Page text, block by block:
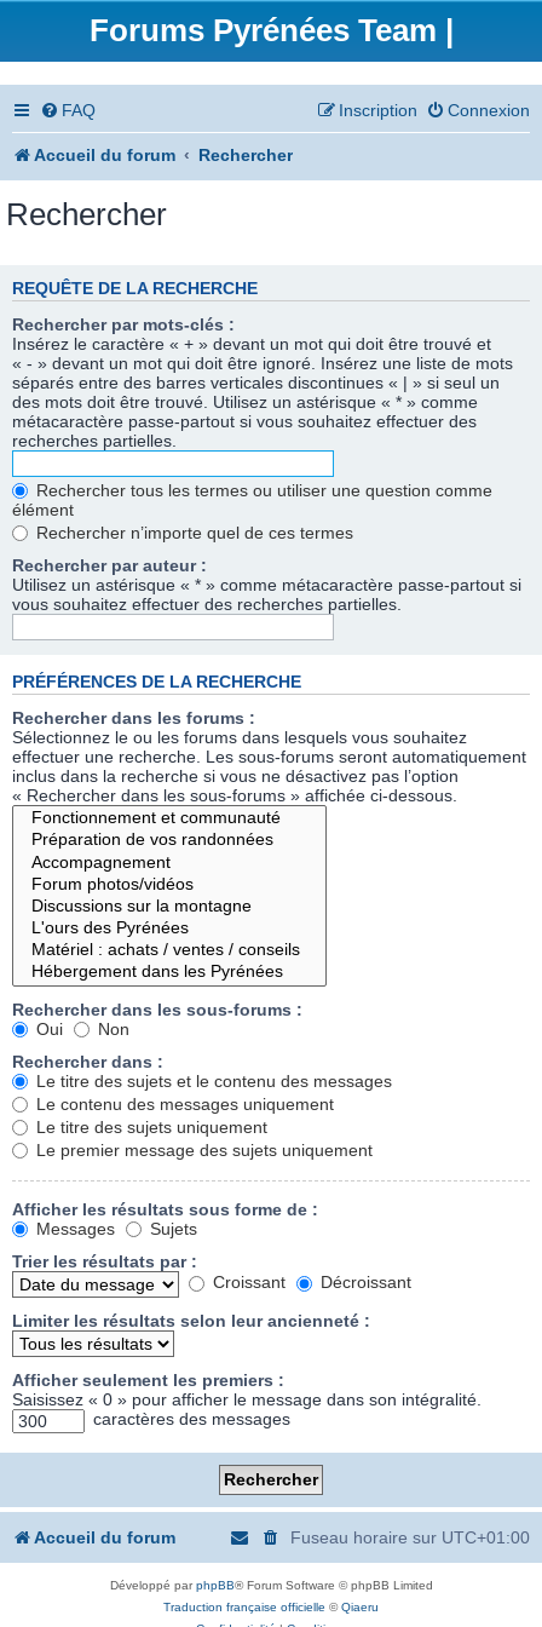
Forums Pyrénées Team |
FAQ Connexion
Inscription
Accueil du forum Rechercher
Rechercher
REQUÊTE DE LA RECHERCHE
Rechercher par mots-clés :
Insérez le caractère « + » devant un mot qui doit être trouvé et
« - » devant un mot qui doit être ignoré. Insérez une liste de mots
séparés entre des barres verticales discontinues « | » si seul un
des mots doit être trouvé. Utilisez un astérisque « * » comme
métacaractère passe-partout si vous souhaitez effectuer des
recherches partielles.
Rechercher tous les termes ou utiliser une question comme
élément
Rechercher n’importe quel de ces termes
Rechercher par auteur :
Utilisez un astérisque « * » comme métacaractère passe-partout si
vous souhaitez effectuer des recherches partielles.
PRÉFÉRENCES DE LA RECHERCHE
Rechercher dans les forums :
Sélectionnez le ou les forums dans lesquels vous souhaitez
effectuer une recherche. Les sous-forums seront automatiquement
inclus dans la recherche si vous ne désactivez pas l’option
« Rechercher dans les sous-forums » affichée ci-dessous.
Rechercher dans les sous-forums :
Oui
Non
Rechercher dans :
Le titre des sujets et le contenu des messages
Le contenu des messages uniquement
Le titre des sujets uniquement
Le premier message des sujets uniquement
Afficher les résultats sous forme de :
Messages
Sujets
Trier les résultats par :
Croissant
Décroissant
Limiter les résultats selon leur ancienneté :
Afficher seulement les premiers :
Saisissez « 0 » pour afficher le message dans son intégralité.
caractères des messages
Accueil du forum Fuseau horaire sur UTC+01:00
Développé parphpBB® Forum Software © phpBB Limited
Traduction française officielle ©Qiaeru